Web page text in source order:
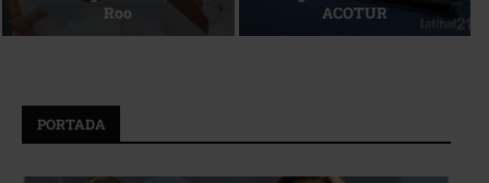
Reconocimiento de viajeros La esencia del servicio
PORTADA